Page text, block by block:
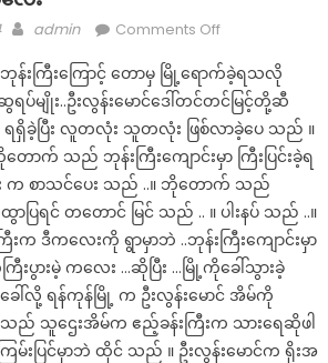
Author
admin Comments Offon
တော်
မိန်းကလေး
ကြီးကြောင့် တောမှ မြို့ရောက်ခဲ့ရသလို
ရပ်မျိုး..ဦးလွန်းမောင်ဒေါ်တင်တင်မြင့်တို့ဆီ
ရရှိခဲ့ပြီး လူတလုံး သူတလုံး ဖြစ်လာခဲ့ပေ သည် ။
က် သည် ဘုန်းကြီးကျောင်းမှာ ကြီးပြင်းခဲ့ရ
က စာသင်ပေး သည် ..။ ဘိုတောက် သည်
ပြရင် တတောင် မြင် သည် .. ။ ပါးနပ် သည် ..။
းက ဒီကလေးကို ရွာမှာဘဲ ..ဘုန်းကြီးကျောင်းမှာ
ပွားမဲ့ ကလေး …ဆိုပြီး …မြို့ကိုခေါ်သွားခဲ့
ေါ်လို့ ရန်ကုန်မြို့ က ဦးလွန်းမောင် အိမ်ကို
သူဌေးအိမ်က ဧည့်ခန်းကြီးက သားရေဆိုဖါ
ြမ်းပြင်မှာဘဲ ထိုင် သည် ။ ဦးလွန်းမောင်က ရိုးအ